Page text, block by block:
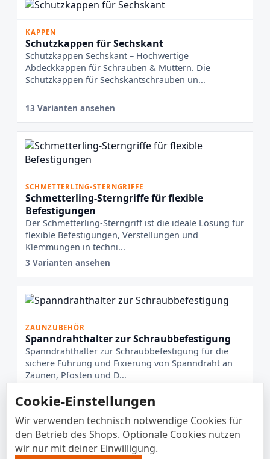
KAPPEN
Schutzkappen für Sechskant
Schutzkappen Sechskant – Hochwertige
Abdeckkappen für Schrauben & Muttern. Die
Schutzkappen für Sechskantschrauben un...
13 Varianten ansehen
SCHMETTERLING-STERNGRIFFE
Schmetterling-Sterngriffe für flexible
Befestigungen
Der Schmetterling-Sterngriff ist die ideale Lösung für
flexible Befestigungen, Verstellungen und
Klemmungen in techni...
3 Varianten ansehen
ZAUNZUBEHÖR
Spanndrahthalter zur Schraubbefestigung
Spanndrahthalter zur Schraubbefestigung für die
sichere Führung und Fixierung von Spanndraht an
Zäunen, Pfosten und D...
2 Varianten ansehen
Cookie-Einstellungen
Wir verwenden technisch notwendige Cookies für
den Betrieb des Shops. Optionale Cookies nutzen
wir nur mit deiner Einwilligung.